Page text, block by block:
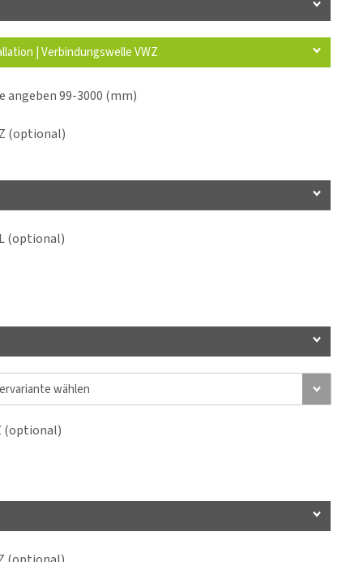
| Verbindungswelle VWZ
angeben 99-3000 (mm)
(optional)
(optional)
(optional)